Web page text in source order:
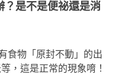
？是不是便祕還是消
食物「原封不動」的出
，這是正常的現象唷！